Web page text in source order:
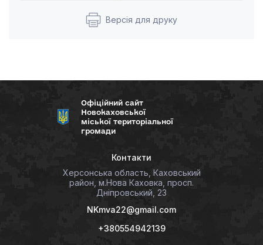
Версія для друку
Офіційний сайт
Новокаховської
міської територіальної
громади
Контакти
Херсонська область, Каховський
район, м.Нова Каховка, просп.
Дніпровський, 23
NKmva22@gmail.com
+380554942139